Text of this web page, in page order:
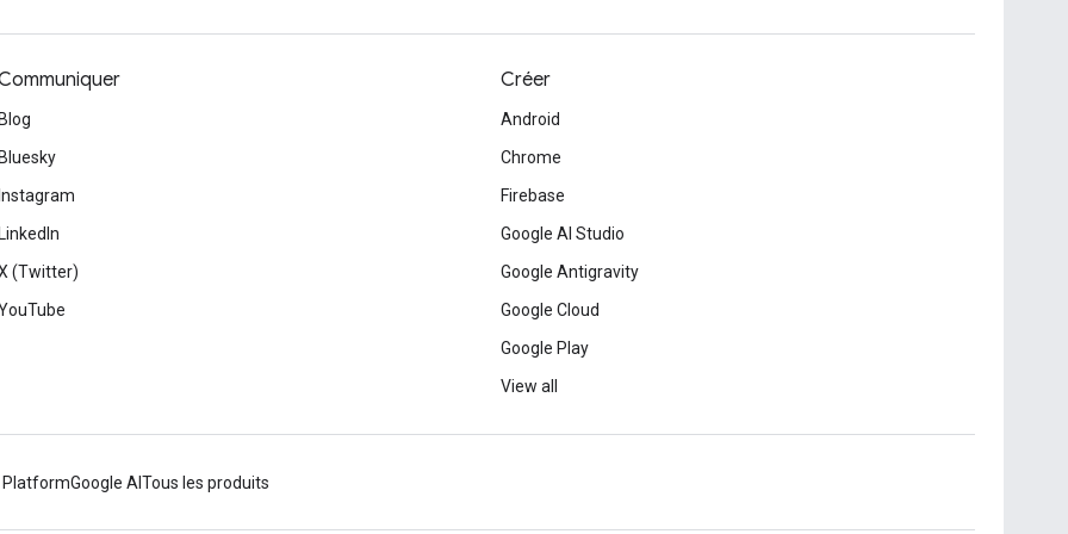
Blog
Bluesky
Instagram
LinkedIn
(Twitter)
Créer
Android
Chrome
Firebase
Google AI Studio
Google Antigravity
Google Cloud
Google Play
View all
PlatformGoogle AI Tous les produits